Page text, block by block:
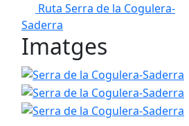
Ruta Serra de la Cogulera-
Saderra
Imatges
Serra de la Cogulera-Saderra